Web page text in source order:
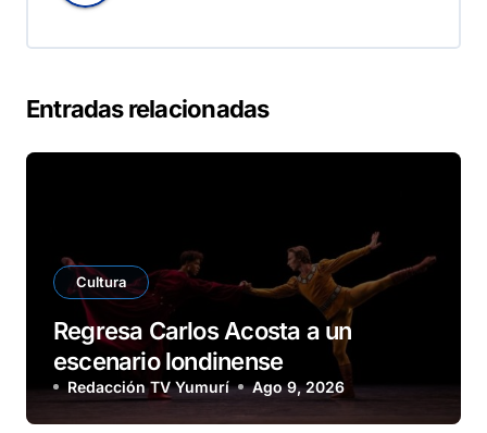
Entradas relacionadas
Cultura
Regresa Carlos Acosta a un
escenario londinense
Redacción TV Yumurí Ago 9, 2026